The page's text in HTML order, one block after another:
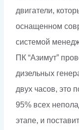
двигатели,
оснащенном
системой
ПК “Азимут”
дизельных
двух часов, это
95% всех
этапе, и